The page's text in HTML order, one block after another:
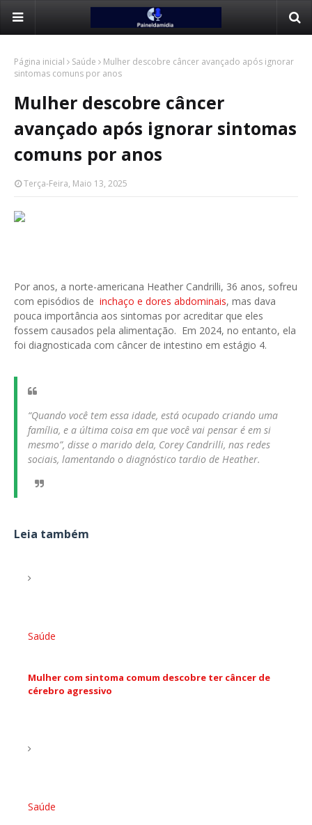
Página inicial Saúde
Mulher descobre câncer avançado após ignorar
sintomas comuns por anos
Mulher descobre câncer
avançado após ignorar sintomas
comuns por anos
Terça-Feira, Maio 13, 2025
Por anos, a norte-americana Heather Candrilli, 36 anos, sofreu
com episódios de inchaço e dores abdominais, mas dava
pouca importância aos sintomas por acreditar que eles
fossem causados pela alimentação. Em 2024, no entanto, ela
foi diagnosticada com câncer de intestino em estágio 4.
“Quando você tem essa idade, está ocupado criando uma
família, e a última coisa em que você vai pensar é em si
mesmo”, disse o marido dela, Corey Candrilli, nas redes
sociais, lamentando o diagnóstico tardio de Heather.
Leia também
Saúde
Mulher com sintoma comum descobre ter câncer de
cérebro agressivo
Saúde